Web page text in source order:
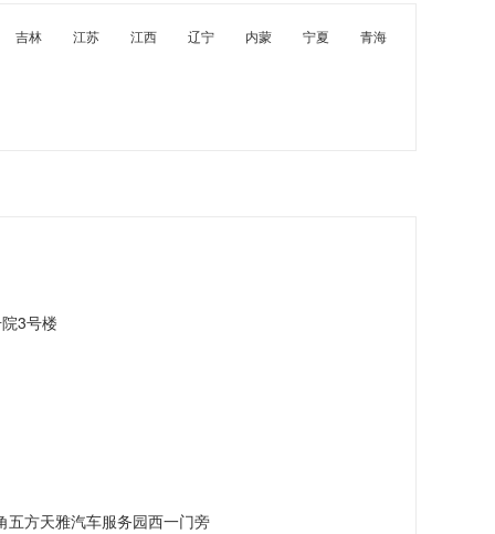
吉林 江苏 江西 辽宁 内蒙 宁夏
青海
3号楼
五方天雅汽车服务园西一门旁